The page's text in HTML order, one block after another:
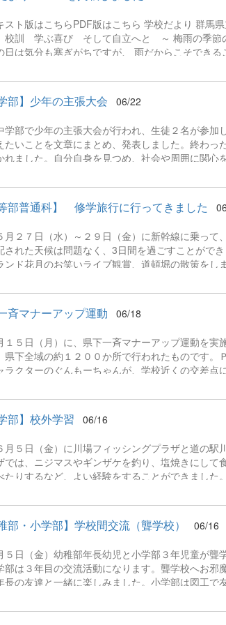
スト版はこちらPDF版はこちら 学校だより
訓 学ぶ喜び そして自立へと ～ 梅雨の季節
日は気分も塞ぎがちですが、 雨だからこそでき
手作り弁当を食べました。 天気もよく、楽し
ターに行き、液体窒素の実験をしました。事前に
した。様々な展示もあり時間が足らない様子で
。 校外学習【中学部】 川場村フィッシングプ
晴天で、マス釣りやチョウザメとのふれあい体験
部】少年の主張大会 06/22
部で少年の主張大会が行われ、生徒２名が参加
たいことを文章にまとめ、発表しました。終わ
れました。自分自身を見つめ、社会や周囲に関心
部普通科】 修学旅行に行ってきました
２７日（水）～２９日（金）に新幹線に乗って
された天候は問題なく、3日間を過ごすことが
ンド花月のお笑いライブ観賞、道頓堀の散策を
。なんばグランド花月の満員の場内は笑い声と
。 ２日目は、ユニバーサルスタジオジャ
ぞれのエリアの雰囲気を味わったりして、充実し
りました。また、「オムライス発祥のお店」で食
日目は、カッ
斉マナーアップ運動 06/18
１５日（月）に、県下一斉マナーアップ運動を実
県下全域の約１２００か所で行われたものです
ラクターのぐんもーちゃんが、学校近くの交差
部】校外学習 06/16
５日（金）に川場フィッシングプラザと道の
では、ニジマスやギンザケを釣り、塩焼きにし
たりするなど、よい経験をすることができまし
できました。
部・小学部】学校間交流（聾学校） 06/16
５日（金）幼稚部年長幼児と小学部３年児童が聾
部は３年目の交流活動になります。聾学校へお邪
長の友達と一緒に楽しみました。小学部は図工